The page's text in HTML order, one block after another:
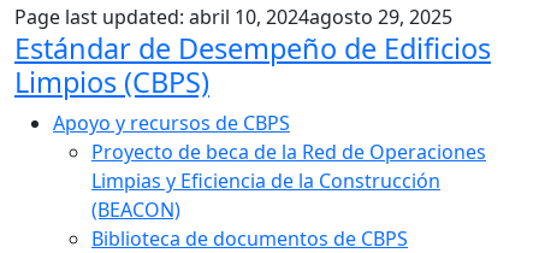
Page last updated: abril 10, 2024agosto 29, 2025
Sub Navigation
Estándar de Desempeño de Edificios
Limpios (CBPS)
Apoyo y recursos de CBPS
Proyecto de beca de la Red de Operaciones
Limpias y Eficiencia de la Construcción
(BEACON)
Biblioteca de documentos de CBPS